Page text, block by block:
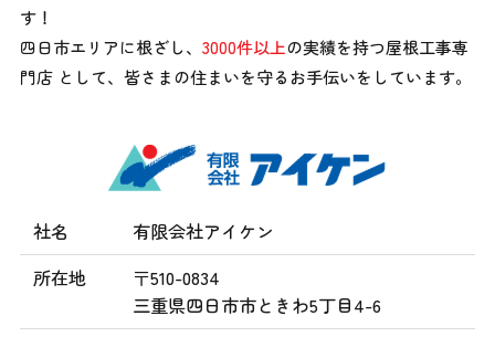
す！
四日市エリアに根ざし、 3000件以上の実績を持つ屋根工事専
門店 として、 皆さまの住まいを守るお手伝いをしています。
社名
有限会社アイケン
所在地
〒510-0834
三重県四日市市ときわ5丁目4-6